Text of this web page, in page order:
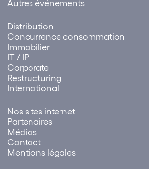
Autres événements
Distribution
Concurrence consommation
Immobilier
IT / IP
Corporate
Restructuring
International
Nos sites internet
Partenaires
Médias
Contact
Mentions légales